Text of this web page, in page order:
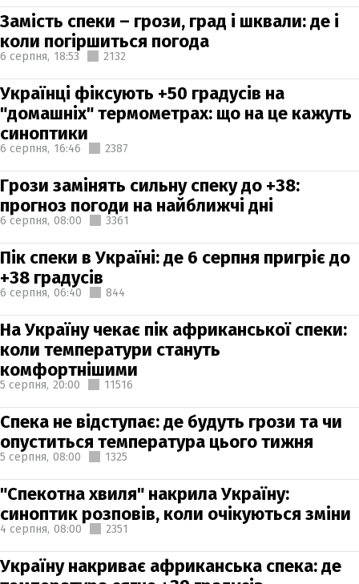
Замість спеки – грози, град і шквали: де і
коли погіршиться погода
6 серпня, 18:53 2132
Українці фіксують +50 градусів на
"домашніх" термометрах: що на це кажуть
синоптики
6 серпня, 16:46 2387
Грози замінять сильну спеку до +38:
прогноз погоди на найближчі дні
6 серпня, 08:00 3361
Пік спеки в Україні: де 6 серпня пригріє до
+38 градусів
6 серпня, 06:40 844
На Україну чекає пік африканської спеки:
коли температури стануть
комфортнішими
5 серпня, 20:00 11516
Спека не відступає: де будуть грози та чи
опуститься температура цього тижня
5 серпня, 08:00 1325
"Спекотна хвиля" накрила Україну:
синоптик розповів, коли очікуються зміни
4 серпня, 08:00 2351
Україну накриває африканська спека: де